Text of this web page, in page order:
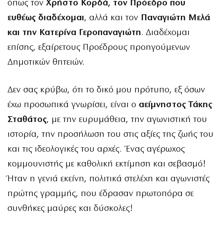
όπως τον Χρήστο Κορδά, τον Πρόεδρο που
ευθέως διαδέχομαι, αλλά και τον Παναγιώτη Μελά
και την Κατερίνα Γεροπαναγιώτη. Διαδέχομαι
επίσης, εξαίρετους Προέδρους προηγούμενων
Δημοτικών θητειών.
Δεν σας κρύβω, ότι το δικό μου πρότυπο, εξ όσων
έχω προσωπικά γνωρίσει, είναι ο αείμνηστος Τάκης
Σταθάτος, με την ευρυμάθεια, την αγωνιστική του
ιστορία, την προσήλωση του στις αξίες της ζωής του
και τις ιδεολογικές του αρχές. Ένας αγέρωχος
κομμουνιστής με καθολική εκτίμηση και σεβασμό!
Ήταν η γενιά εκείνη, πολιτικά στελέχη και αγωνιστές
πρώτης γραμμής, που έδρασαν πρωτοπόρα σε
συνθήκες μαύρες και δύσκολες!